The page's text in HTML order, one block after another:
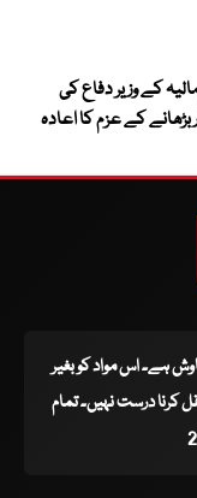
کے وزیر دفاع کی
بڑھانے کے عزم کا اعادہ
کاوش ہے۔ اس مواد کو بغیر
درست نہیں۔ تمام